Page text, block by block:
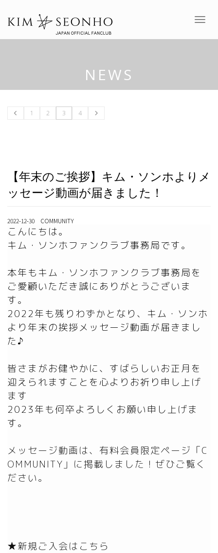
NEWS
1 2 3 4
【年末のご挨拶】キム・ソンホよりメ
ッセージ動画が届きました！
2022-12-30 COMMUNITY
こんにちは。
キム・ソンホファンクラブ事務局です。
本年もキム・ソンホファンクラブ事務局を
ご愛顧いただき誠にありがとうございま
す。
2022年も残りわずかとなり、キム・ソンホ
より年末の挨拶メッセージ動画が届きまし
た♪
皆さまがお健やかに、すばらしいお正月を
迎えられますことを心よりお祈り申し上げ
ます
2023年も何卒よろしくお願い申し上げま
メッセージ動画は、有料会員限定ページ「C
OMMUNITY」に掲載しました！ぜひご覧く
ださい。
★新規ご入会はこちら